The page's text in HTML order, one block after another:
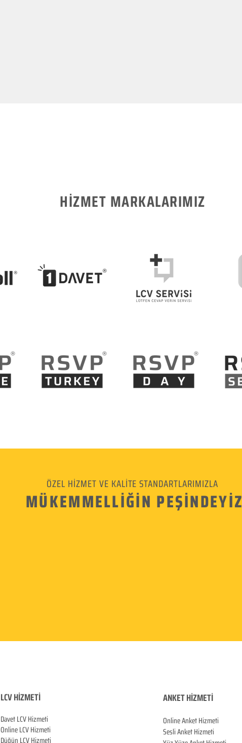
HİZMET MARKALARIMIZ
ÖZEL HİZMET VE KALİTE STANDARTLARIMIZLA
MÜKEMMELLİĞİN PEŞİNDEYİZ
LCV HİZMETİ
Davet LCV Hizmeti
Online LCV Hizmeti
ANKET HİZMETİ
Online Anket Hizmeti
Sesli Anket Hizmeti